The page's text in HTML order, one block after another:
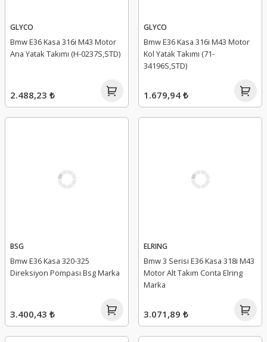
GLYCO
Bmw E36 Kasa 316i M43 Motor
Ana Yatak Takımı (H-0237S,STD)
2.488,23 ₺
GLYCO
Bmw E36 Kasa 316i M43 Motor
Kol Yatak Takımı (71-
34196S,STD)
1.679,94 ₺
BSG
Bmw E36 Kasa 320-325
Direksiyon Pompası Bsg Marka
3.400,43 ₺
ELRING
Bmw 3 Serisi E36 Kasa 318i M43
Motor Alt Takım Conta Elring
Marka
3.071,89 ₺